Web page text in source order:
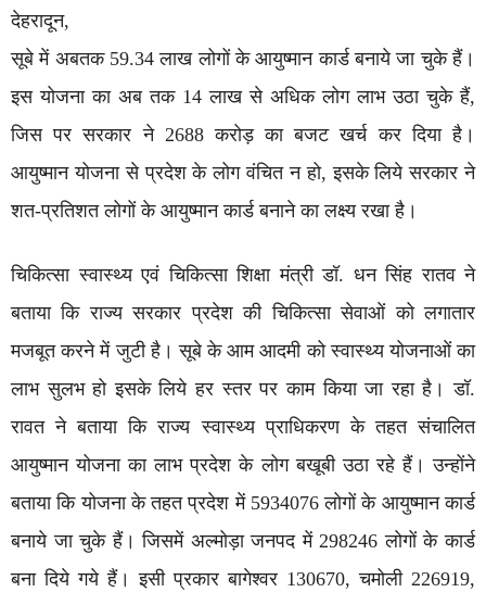
देहरादून,
सूबे में अबतक 59.34 लाख लोगों के आयुष्मान कार्ड बनाये जा चुके हैं।
इस योजना का अब तक 14 लाख से अधिक लोग लाभ उठा चुके हैं,
जिस पर सरकार ने 2688 करोड़ का बजट खर्च कर दिया है।
आयुष्मान योजना से प्रदेश के लोग वंचित न हो, इसके लिये सरकार ने
शत-प्रतिशत लोगों के आयुष्मान कार्ड बनाने का लक्ष्य रखा है।
चिकित्सा स्वास्थ्य एवं चिकित्सा शिक्षा मंत्री डॉ. धन सिंह रातव ने
बताया कि राज्य सरकार प्रदेश की चिकित्सा सेवाओं को लगातार
मजबूत करने में जुटी है। सूबे के आम आदमी को स्वास्थ्य योजनाओं का
लाभ सुलभ हो इसके लिये हर स्तर पर काम किया जा रहा है। डॉ.
रावत ने बताया कि राज्य स्वास्थ्य प्राधिकरण के तहत संचालित
आयुष्मान योजना का लाभ प्रदेश के लोग बखूबी उठा रहे हैं। उन्होंने
बताया कि योजना के तहत प्रदेश में 5934076 लोगों के आयुष्मान कार्ड
बनाये जा चुके हैं। जिसमें अल्मोड़ा जनपद में 298246 लोगों के कार्ड
बना दिये गये हैं। इसी प्रकार बागेश्वर 130670, चमोली 226919,